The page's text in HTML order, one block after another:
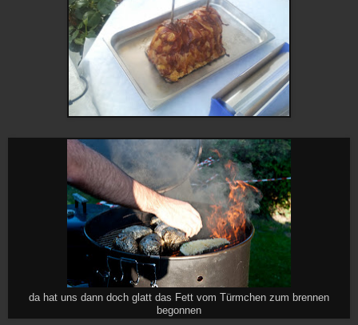
da hat uns dann doch glatt das Fett vom Türmchen zum brennen
begonnen